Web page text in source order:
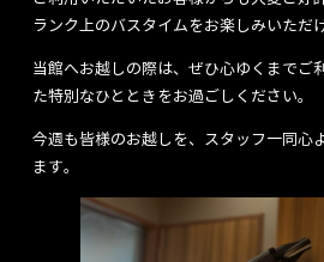
ランク上のバスタイムをお楽しみいただ
当館へお越しの際は、ぜひ心ゆくまでご
た特別なひとときをお過ごしください。
今週も皆様のお越しを、スタッフ一同心
ます。